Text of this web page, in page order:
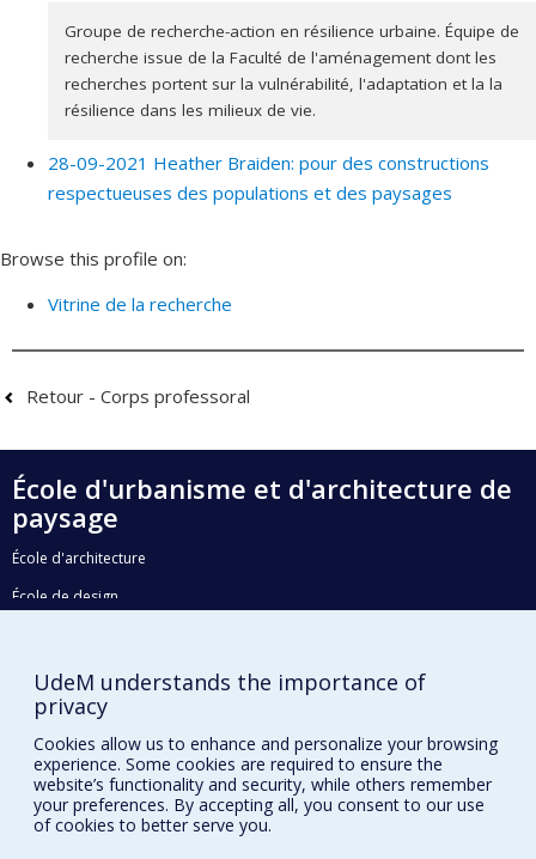
Groupe de recherche-action en résilience urbaine. Équipe de
recherche issue de la Faculté de l'aménagement dont les
recherches portent sur la vulnérabilité, l'adaptation et la la
résilience dans les milieux de vie.
28-09-2021 Heather Braiden: pour des constructions
respectueuses des populations et des paysages
Browse this profile on:
Vitrine de la recherche
Retour - Corps professoral
École d'urbanisme et d'architecture de
paysage
École d'architecture
École de design
Faculté de l'aménagement
Plan du site
Accessibilité
UdeM understands the importance of
privacy
Cookies allow us to enhance and personalize your browsing
experience. Some cookies are required to ensure the
website’s functionality and security, while others remember
your preferences. By accepting all, you consent to our use
of cookies to better serve you.